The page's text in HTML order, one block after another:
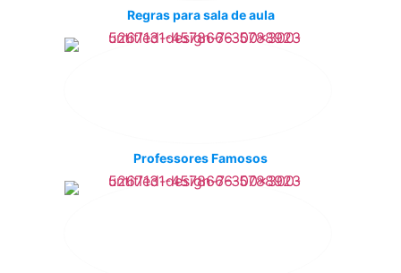
Regras para sala de aula
Professores Famosos